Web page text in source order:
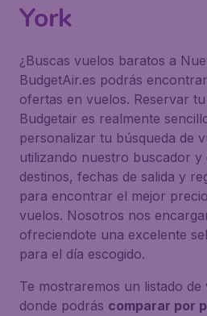
York
¿Buscas vuelos baratos a
BudgetAir.es podrás
ofertas en vuelos. Reservar
Budgetair es realmente
personalizar tu búsqueda de
utilizando nuestro buscador y
destinos, fechas de salida y
para encontrar el mejor
vuelos. Nosotros nos
ofreciendote una excelente
para el día escogido.
Te mostraremos un listado
donde podrás comparar por